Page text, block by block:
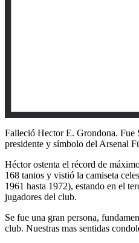
Falleció Hector E. Grondona. Fue
presidente y símbolo del Arsenal
Héctor ostenta el récord de
168 tantos y vistió la camiseta
1961 hasta 1972), estando en el
jugadores del club.
Se fue una gran persona,
club. Nuestras mas sentidas